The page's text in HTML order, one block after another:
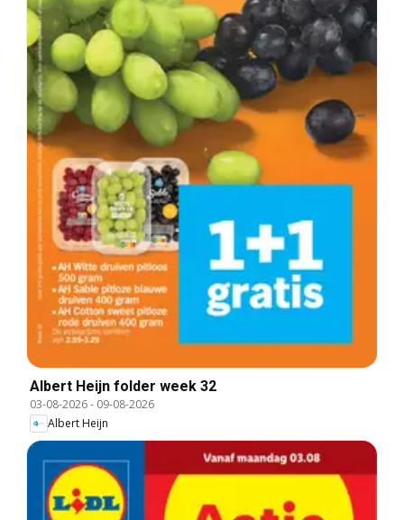
Albert Heijn folder week 32
03-08-2026- 09-08-2026
Albert Heijn